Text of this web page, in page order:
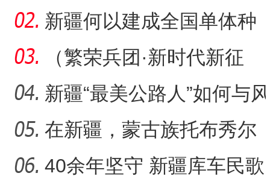
戈壁荒漠变“智慧农场
新疆何以建成全国单体种
植面积最大油莎豆示范基
地
（繁荣兵团·新时代新征
程）沙漠瀚海中的新疆兵
团
新疆“最美公路人”如何与风
沙“硬碰硬”？
在新疆，蒙古族托布秀尔
音乐何以传承不息？
40余年坚守 新疆库车民歌